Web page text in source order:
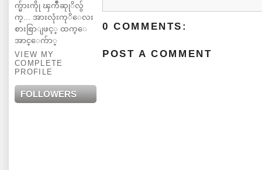
က္မ်ားကိုု ၾကိဳဆုုိလ်ွ
က္... အားလုံးကုိေလး
စားစြာျဖင့္ ထက္ေ
အာင္ေက်ာ္
VIEW MY
COMPLETE
PROFILE
FOLLOWERS
0 COMMENTS:
POST A COMMENT